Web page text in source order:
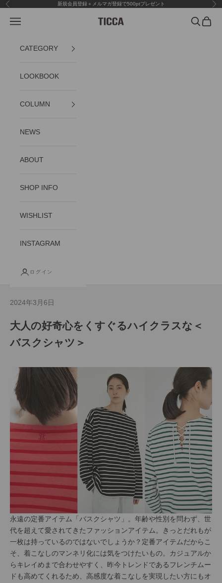
コンテンツへスキップ
前へ 新規会員登録＋メルマガ登録で500ptプレゼント 次
TICCA
メニュー 検索カート
CATEGORY
LOOKBOOK
COLUMN
NEWS
ABOUT
SHOP INFO
WISHLIST
INSTAGRAM
ログイン
2024年3月6日
大人の好奇心をくすぐるハイクラスな＜
バスクシャツ＞
永遠の定番アイテム「バスクシャツ」。年齢や性別を問わず、世
代を超えて愛されてきたファッションアイテム。きっとだれもが
一枚は持っているのではないでしょうか？定番アイテムだからこ
そ、着こなしのマンネリ化には気をつけたいもの。カジュアルか
らキレイめまで合わせやすく、昨今トレンドであるフレンチムー
ドも高めてくれるため、高感度な着こなしを実現したい方にもオ